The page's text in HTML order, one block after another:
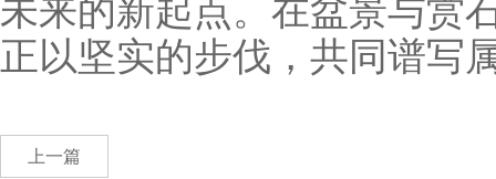
未来的新起点。在盆景与赏
正以坚实的步伐，共同谱写
上一篇